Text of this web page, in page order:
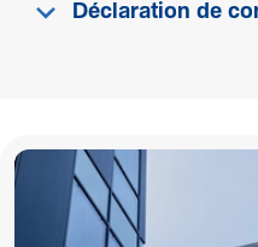
Déclaration de